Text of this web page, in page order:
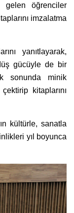
gelen öğrenciler
imzalatma
yanıtlayarak,
gücüyle de bir
sonunda minik
kitaplarını
kültürle, sanatla
yıl boyunca